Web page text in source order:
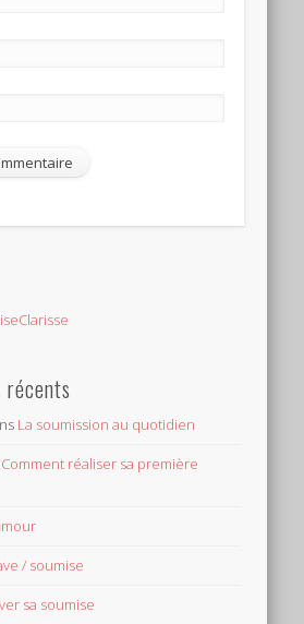
La soumission au quotidien
Comment réaliser sa première
/ soumise
sa soumise